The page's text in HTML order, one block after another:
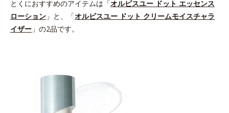
とくにおすすめのアイテムは「オルビスユー ドット エッセンス
ローション 」と、「オルビスユー ドット クリームモイスチャラ
イザー 」の2品です。